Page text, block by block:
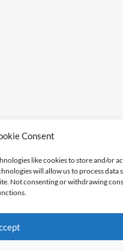
Consent
like cookies to store and/or
will allow us to process data
Not consenting or withdrawing